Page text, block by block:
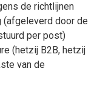
de richtlijnen
(afgeleverd door de
per post)
(hetzij B2B, hetzij
van de